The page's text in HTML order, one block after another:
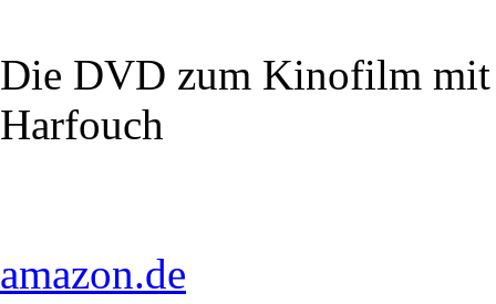
Die DVD zum Kinofilm mit
Harfouch
amazon.de